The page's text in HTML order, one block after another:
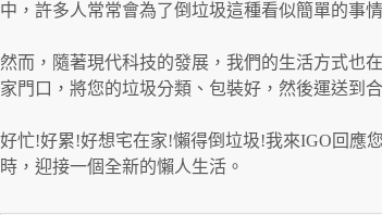
中，許多人常常會為了倒垃圾這種看似簡單的事
然而，隨著現代科技的發展，我們的生活方式也
家門口，將您的垃圾分類、包裝好，然後運送到
好忙!好累!好想宅在家!懶得倒垃圾!我來IGO回應
時，迎接一個全新的懶人生活。